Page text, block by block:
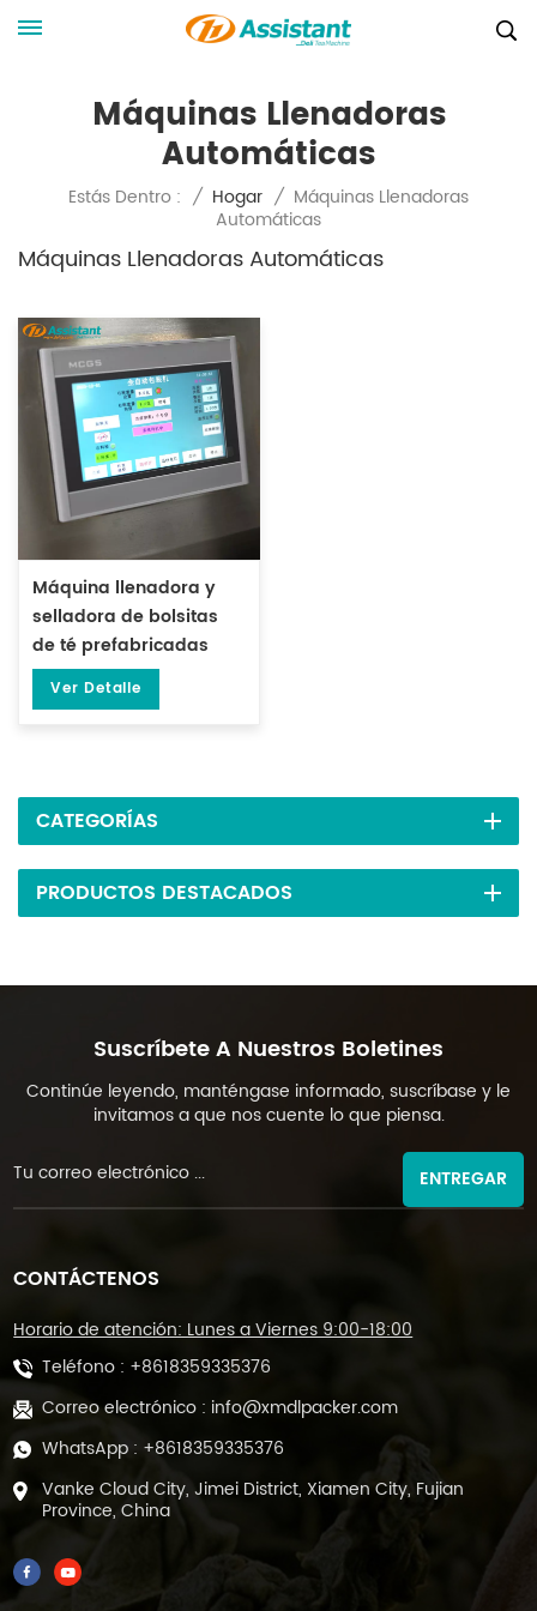
Máquinas Llenadoras
Automáticas
Estás Dentro : / Hogar / Máquinas Llenadoras
Automáticas
Máquinas Llenadoras Automáticas
Máquina llenadora y
selladora de bolsitas
de té prefabricadas
verticales grandes de 1-
15 gramos DL-DZK-1S-A
Ver Detalle
CATEGORÍAS
PRODUCTOS DESTACADOS
Suscríbete A Nuestros Boletines
Continúe leyendo, manténgase informado, suscríbase y le
invitamos a que nos cuente lo que piensa.
ENTREGAR
CONTÁCTENOS
Horario de atención: Lunes a Viernes 9:00-18:00
Teléfono : +8618359335376
Correo electrónico : info@xmdlpacker.com
WhatsApp : +8618359335376
Vanke Cloud City, Jimei District, Xiamen City, Fujian
Province, China